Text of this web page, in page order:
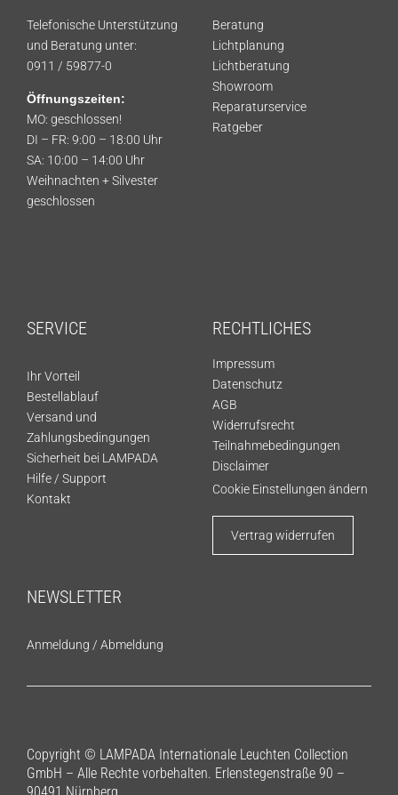
Telefonische Unterstützung
und Beratung unter:
0911 / 59877-0
Öffnungszeiten:
MO: geschlossen!
DI – FR: 9:00 – 18:00 Uhr
SA: 10:00 – 14:00 Uhr
Weihnachten + Silvester
geschlossen
Beratung
Lichtplanung
Lichtberatung
Showroom
Reparaturservice
Ratgeber
SERVICE
Ihr Vorteil
Bestellablauf
Versand und
Zahlungsbedingungen
Sicherheit bei LAMPADA
Hilfe / Support
Kontakt
RECHTLICHES
Impressum
Datenschutz
AGB
Widerrufsrecht
Teilnahmebedingungen
Disclaimer
Cookie Einstellungen ändern
Vertrag widerrufen
NEWSLETTER
Anmeldung / Abmeldung
Copyright © LAMPADA Internationale Leuchten Collection
GmbH – Alle Rechte vorbehalten. Erlenstegenstraße 90 –